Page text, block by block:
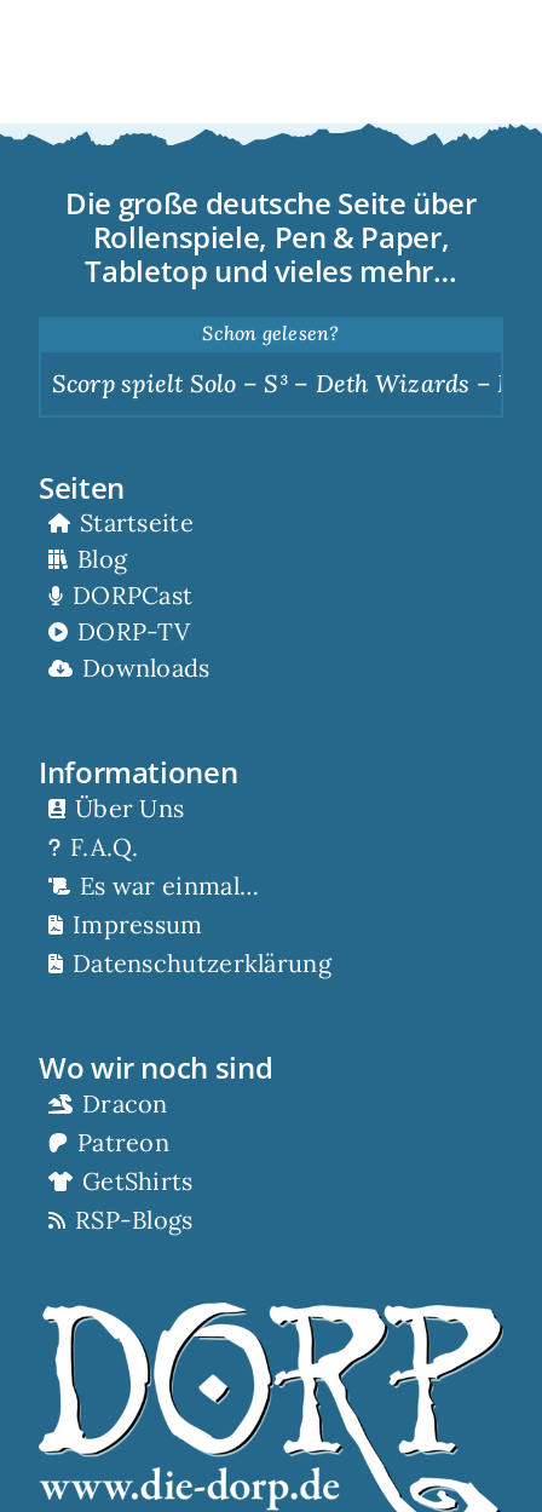
Die große deutsche Seite über
Rollenspiele, Pen & Paper,
Tabletop und vieles mehr…
Schon gelesen?
Scorp spielt Solo – S³ – Deth Wizards –
Seiten
Startseite
Blog
DORPCast
DORP-TV
Downloads
Informationen
Über Uns
F.A.Q.
Es war einmal…
Impressum
Datenschutzerklärung
Wo wir noch sind
Dracon
Patreon
GetShirts
RSP-Blogs